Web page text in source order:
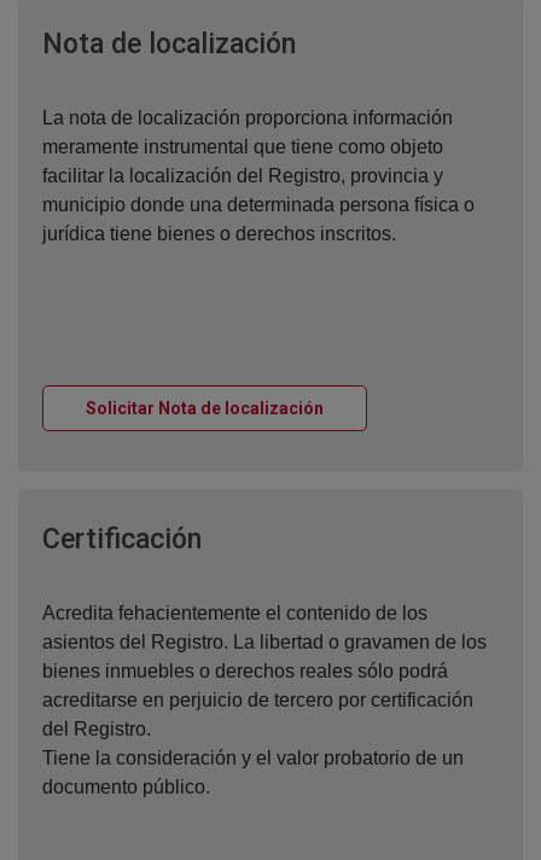
Nota de localización
La nota de localización proporciona información
meramente instrumental que tiene como objeto
facilitar la localización del Registro, provincia y
municipio donde una determinada persona física o
jurídica tiene bienes o derechos inscritos.
Solicitar Nota de localización
Certificación
Acredita fehacientemente el contenido de los
asientos del Registro. La libertad o gravamen de los
bienes inmuebles o derechos reales sólo podrá
acreditarse en perjuicio de tercero por certificación
del Registro.
Tiene la consideración y el valor probatorio de un
documento público.